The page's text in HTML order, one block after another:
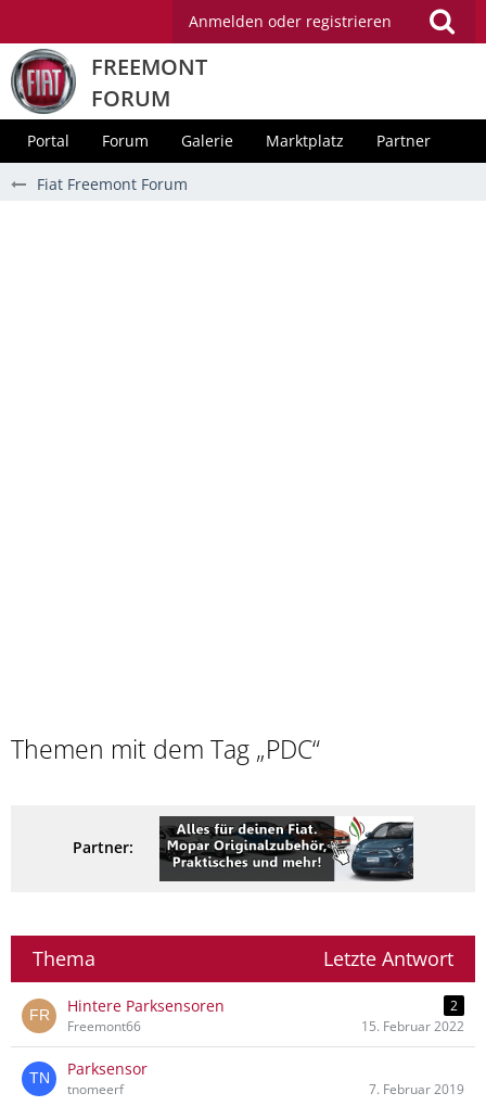
Anmelden oder registrieren
FREEMONT
FORUM
Portal Forum Galerie Marktplatz Partner
Fiat Freemont Forum
Themen mit dem Tag „PDC“
Partner:
Thema Letzte Antwort
Hintere Parksensoren
2
Freemont66
15. Februar 2022
Parksensor
tnomeerf 7. Februar 2019